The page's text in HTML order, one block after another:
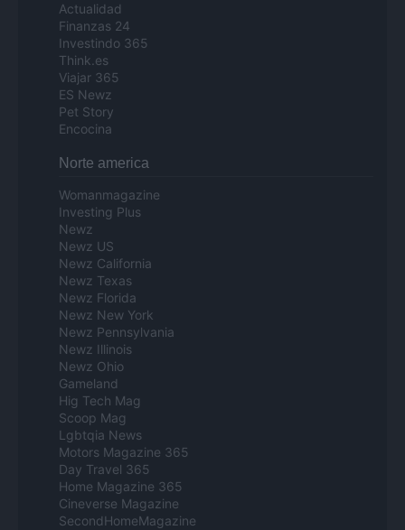
Actualidad
Finanzas 24
Investindo 365
Think.es
Viajar 365
ES Newz
Pet Story
Encocina
Norte america
Womanmagazine
Investing Plus
Newz
Newz US
Newz California
Newz Texas
Newz Florida
Newz New York
Newz Pennsylvania
Newz Illinois
Newz Ohio
Gameland
Hig Tech Mag
Scoop Mag
Lgbtqia News
Motors Magazine 365
Day Travel 365
Home Magazine 365
Cineverse Magazine
SecondHomeMagazine